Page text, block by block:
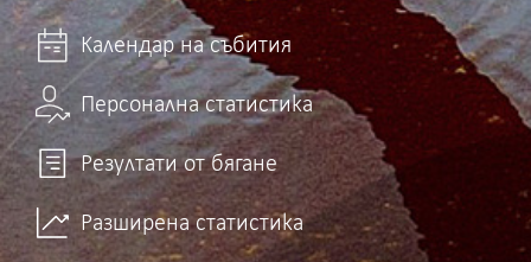
Календар на събития
Персонална статистика
Резултати от бягане
Разширена статистика